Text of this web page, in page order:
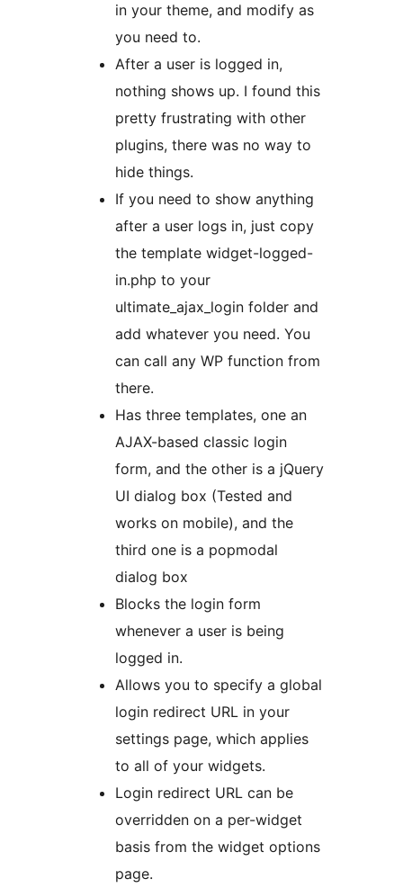
in your theme, and modify as
you need to.
After a user is logged in,
nothing shows up. I found this
pretty frustrating with other
plugins, there was no way to
hide things.
If you need to show anything
after a user logs in, just copy
the template widget-logged-
in.php to your
ultimate_ajax_login folder and
add whatever you need. You
can call any WP function from
there.
Has three templates, one an
AJAX-based classic login
form, and the other is a jQuery
UI dialog box (Tested and
works on mobile), and the
third one is a popmodal
dialog box
Blocks the login form
whenever a user is being
logged in.
Allows you to specify a global
login redirect URL in your
settings page, which applies
to all of your widgets.
Login redirect URL can be
overridden on a per-widget
basis from the widget options
page.